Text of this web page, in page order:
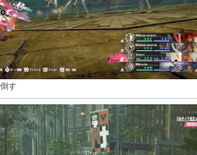
す